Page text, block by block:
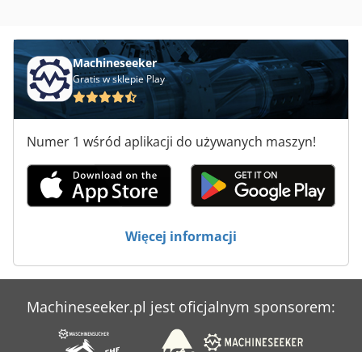
Machineseeker
Gratis w sklepie Play
Numer 1 wśród aplikacji do używanych maszyn!
Więcej informacji
Machineseeker.pl jest oficjalnym sponsorem: